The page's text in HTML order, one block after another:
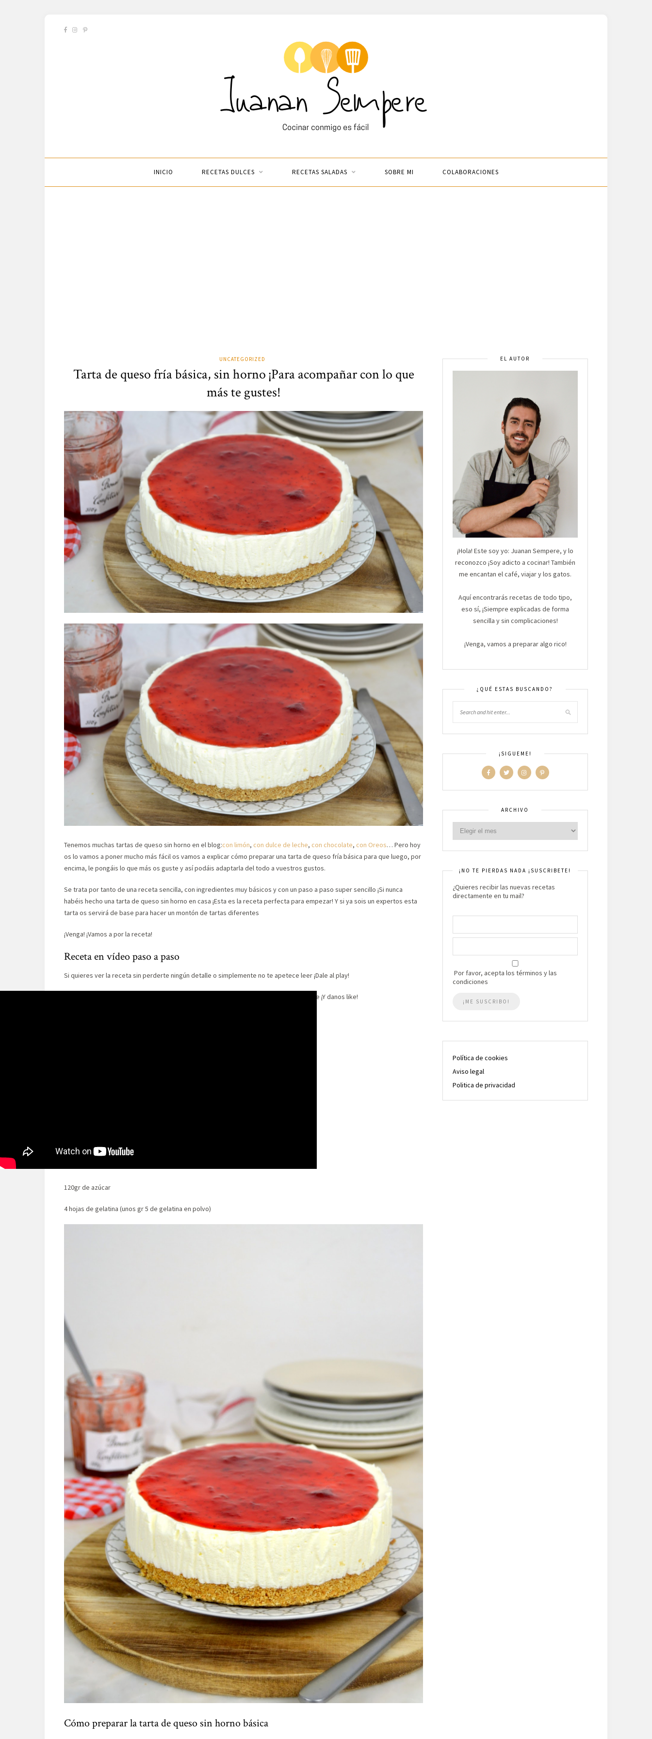
INICIO RECETAS DULCES RECETAS SALADAS SOBRE MI COLABORACIONES
UNCATEGORIZED
Tarta de queso fría básica, sin horno ¡Para acompañar con lo que
más te gustes!
Tenemos muchas tartas de queso sin horno en el blog:con limón, con dulce de leche, con chocolate, con Oreos… Pero hoy
os lo vamos a poner mucho más fácil os vamos a explicar cómo preparar una tarta de queso fría básica para que luego, por
encima, le pongáis lo que más os guste y así podáis adaptarla del todo a vuestros gustos.
Se trata por tanto de una receta sencilla, con ingredientes muy básicos y con un paso a paso super sencillo ¡Si nunca
habéis hecho una tarta de queso sin horno en casa ¡Esta es la receta perfecta para empezar! Y si ya sois un expertos esta
tarta os servirá de base para hacer un montón de tartas diferentes
¡Venga! ¡Vamos a por la receta!
Receta en vídeo paso a paso
Si quieres ver la receta sin perderte ningún detalle o simplemente no te apetece leer ¡Dale al play!
. Suscríbete ¡Y danos like!
120gr de azúcar
4 hojas de gelatina (unos gr 5 de gelatina en polvo)
Cómo preparar la tarta de queso sin horno básica
EL AUTOR
¡Hola! Este soy yo: Juanan Sempere, y lo
reconozco ¡Soy adicto a cocinar! También
me encantan el café, viajar y los gatos.
Aquí encontrarás recetas de todo tipo,
eso sí, ¡Siempre explicadas de forma
sencilla y sin complicaciones!
¡Venga, vamos a preparar algo rico!
¿QUÉ ESTAS BUSCANDO?
¡SIGUEME!
ARCHIVO
¡NO TE PIERDAS NADA ¡SUSCRIBETE!
¿Quieres recibir las nuevas recetas
directamente en tu mail?
Por favor, acepta los términos y las
condiciones
Política de cookies
Aviso legal
Politica de privacidad